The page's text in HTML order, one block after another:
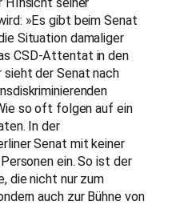
»Es gibt beim Senat
Situation damaliger
CSD-Attentat in den
sieht der Senat nach
so oft folgen auf ein
In der
Senat mit keiner
ein. So ist der
die nicht nur zum
auch zur Bühne von